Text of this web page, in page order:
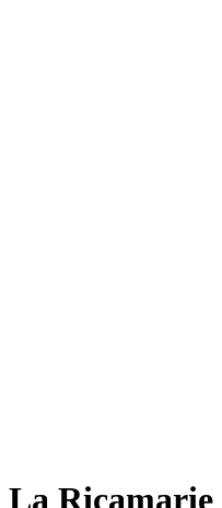
La Ricamarie